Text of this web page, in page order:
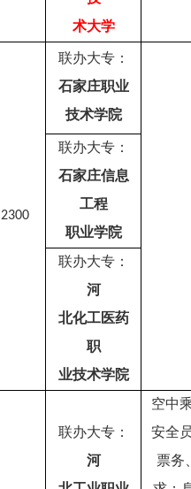
术大学
2300
联办大专：
石家庄职业
技术学院
联办大专：
石家庄信息
工程
职业学院
联办大专：
河
北化工医药
职
业技术学院
联办大专：
河
空中
安全
票务